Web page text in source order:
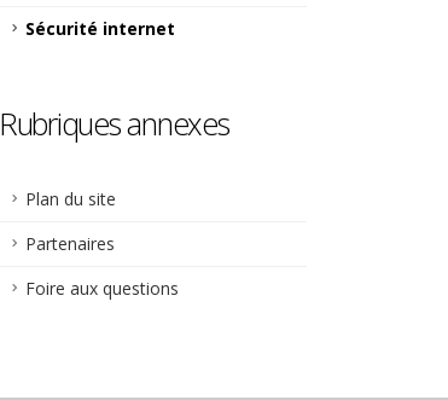
Sécurité internet
Rubriques annexes
Plan du site
Partenaires
Foire aux questions